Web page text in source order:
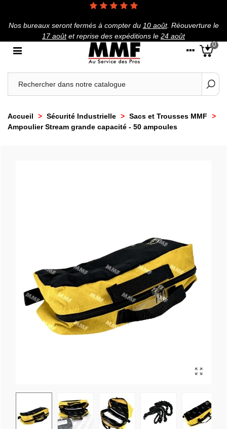
Nos bureaux seront fermés à compter du 10 août. Réouverture le
17 aoûtet reprise des expéditions le 24 août
0
Accueil > Sécurité Industrielle > Sacs et Trousses MMF
>
Ampoulier Stream grande capacité - 50 ampoules